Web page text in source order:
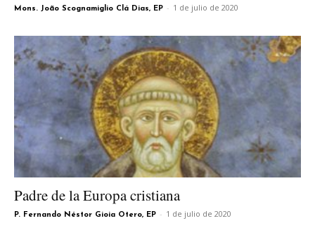
Mons. João Scognamiglio Clá Dias, EP - 1 de julio de 2020
Padre de la Europa cristiana
P. Fernando Néstor Gioia Otero, EP - 1 de julio de 2020